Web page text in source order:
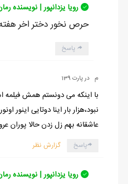
رویا یزدانپور | نویسنده
حرص نخور دختر اخر
پاسخ
م در پارت 139
با اینکه می دونستم همش فیلمه
نبود،هزار بار اینا دوتایی اینور
عاشقانه بهم زل زدن حالا پوران
پاسخ گزارش نظر
رویا یزدانپور | نویسنده